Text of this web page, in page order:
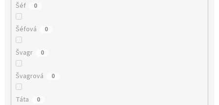
Šéf 0
Šéfová 0
Švagr 0
Švagrová 0
Táta 0